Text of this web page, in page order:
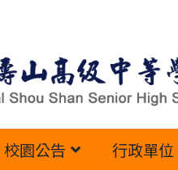
校園公告 行政單位